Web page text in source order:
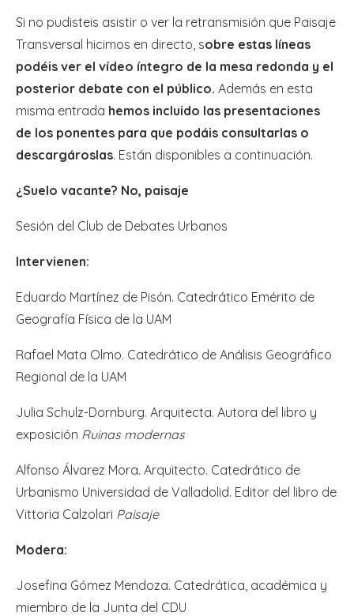
Si no pudisteis asistir o ver la retransmisión que Paisaje
Transversal hicimos en directo, sobre estas líneas
podéis ver el vídeo íntegro de la mesa redonda y el
posterior debate con el público. Además en esta
misma entrada hemos incluido las presentaciones
de los ponentes para que podáis consultarlas o
descargároslas. Están disponibles a continuación.
¿Suelo vacante? No, paisaje
Sesión del Club de Debates Urbanos
Intervienen:
Eduardo Martínez de Pisón. Catedrático Emérito de
Geografía Física de la UAM
Rafael Mata Olmo. Catedrático de Análisis Geográfico
Regional de la UAM
Julia Schulz-Dornburg. Arquitecta. Autora del libro y
exposición Ruinas modernas
Alfonso Álvarez Mora. Arquitecto. Catedrático de
Urbanismo Universidad de Valladolid. Editor del libro de
Vittoria Calzolari Paisaje
Modera:
Josefina Gómez Mendoza. Catedrática, académica y
miembro de la Junta del CDU